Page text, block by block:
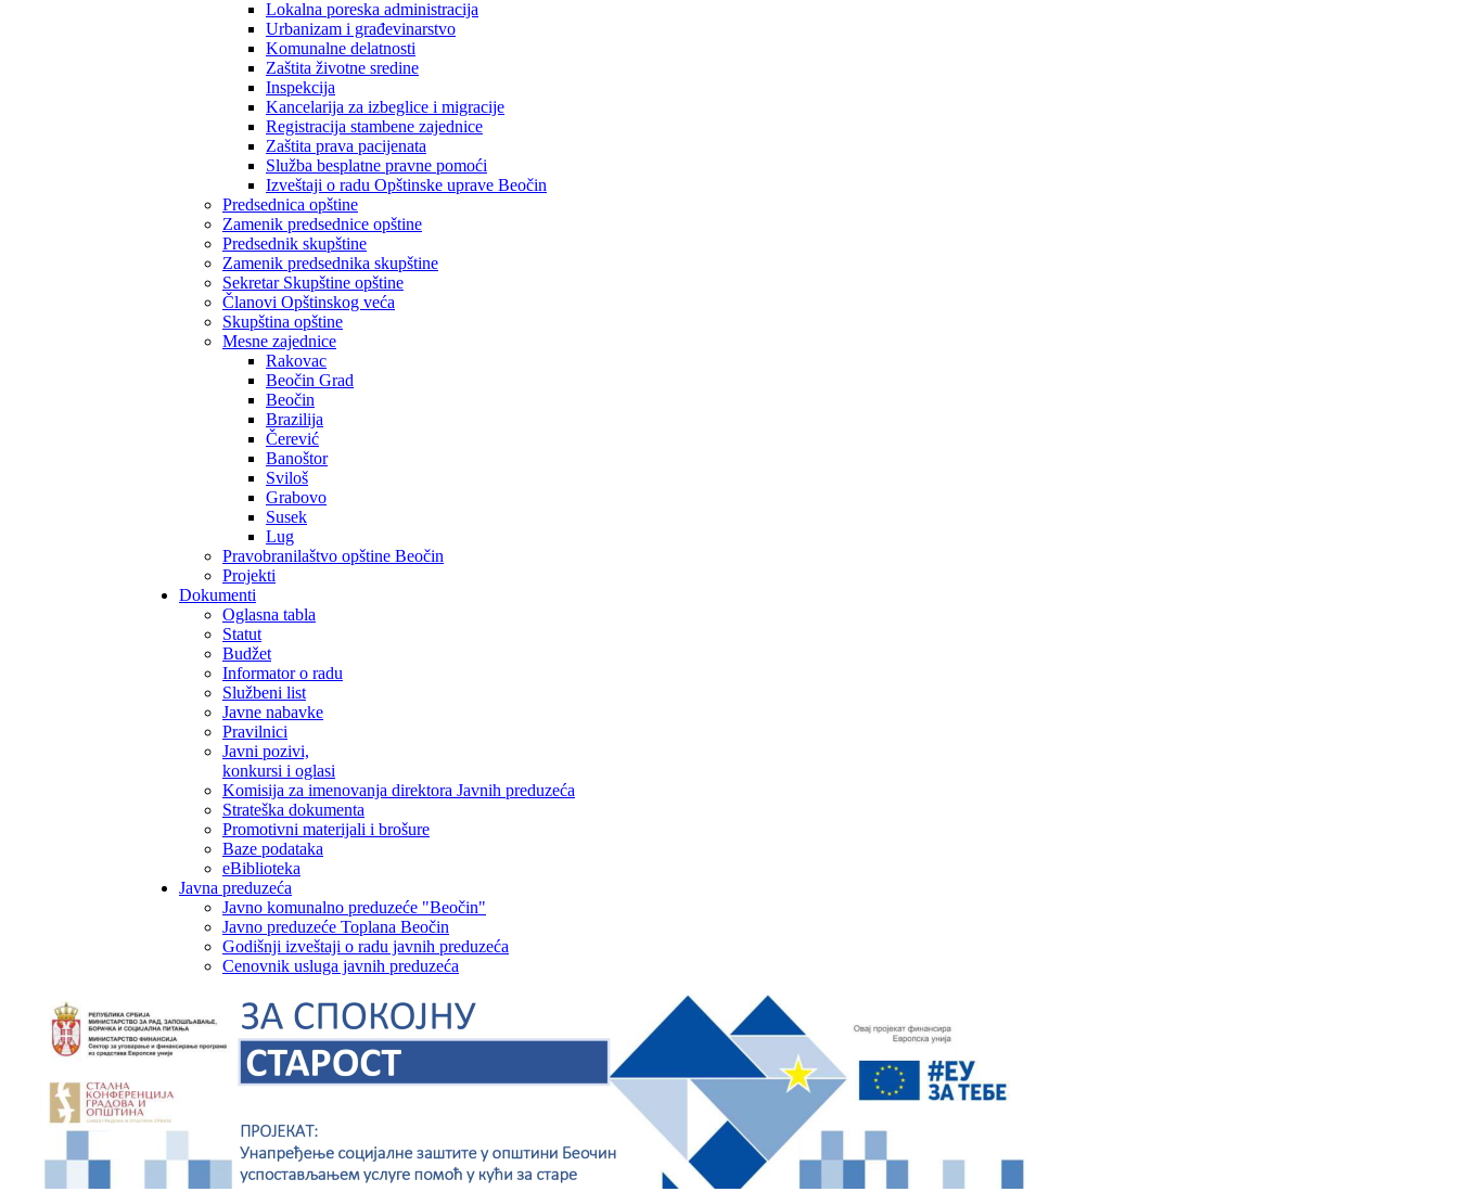
Lokalna poreska administracija
Urbanizam i građevinarstvo
Komunalne delatnosti
Zaštita životne sredine
Inspekcija
Kancelarija za izbeglice i migracije
Registracija stambene zajednice
Zaštita prava pacijenata
Služba besplatne pravne pomoći
Izveštaji o radu Opštinske uprave Beočin
Predsednica opštine
Zamenik predsednice opštine
Predsednik skupštine
Zamenik predsednika skupštine
Sekretar Skupštine opštine
Članovi Opštinskog veća
Skupština opštine
Mesne zajednice
Rakovac
Beočin Grad
Beočin
Brazilija
Čerević
Banoštor
Sviloš
Grabovo
Susek
Lug
Pravobranilaštvo opštine Beočin
Projekti
Dokumenti
Oglasna tabla
Statut
Budžet
Informator o radu
Službeni list
Javne nabavke
Pravilnici
Javni pozivi,
konkursi i oglasi
Komisija za imenovanja direktora Javnih preduzeća
Strateška dokumenta
Promotivni materijali i brošure
Baze podataka
eBiblioteka
Javna preduzeća
Javno komunalno preduzeće "Beočin"
Javno preduzeće Toplana Beočin
Godišnji izveštaji o radu javnih preduzeća
Cenovnik usluga javnih preduzeća